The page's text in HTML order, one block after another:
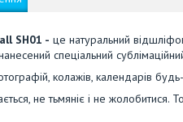
SH01 - це натуральний
спеціальний
колажів, календарів
не тьмяніє і не